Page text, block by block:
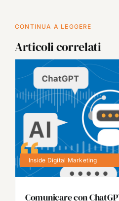
CONTINUA A LEGGERE
Articoli correlati
Inside Digital Marketing
Comunicare con